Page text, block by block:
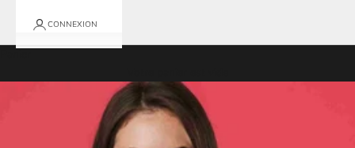
CONNEXION